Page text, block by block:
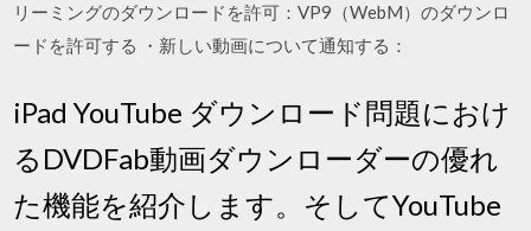
リーミングのダウンロードを許可：VP9（WebM）のダウンロ
ードを許可する ・新しい動画について通知する：
iPad YouTube ダウンロード問題におけ
るDVDFab動画ダウンローダーの優れ
た機能を紹介します。そしてYouTube